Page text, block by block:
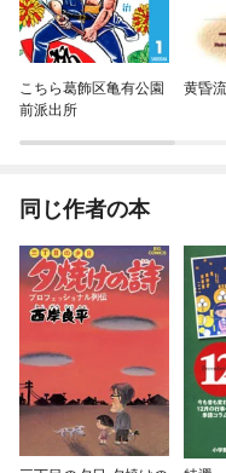
こちら葛飾区亀有公園
前派出所
黄昏
同じ作者の本